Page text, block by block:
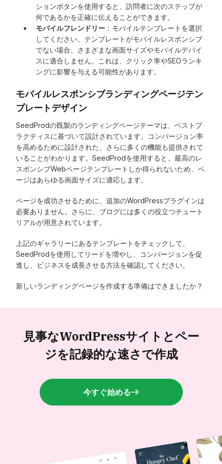
ションボタンを使用すると、訪問者に次のステップが
何であるかを正確に伝えることができます。
モバイルフレンドリー ：モバイルテンプレートを選択
してください。テンプレートがモバイルレスポンシブ
でない場合、さまざまな画面サイズやモバイルデバイ
スに適合しません。これは、クリック率やSEOランキ
ングに影響を与える可能性があります。
モバイルレスポンシブランディングページテン
プレートデザイン
SeedProdの既製のランディングページテーマは、ベストプ
ラクティスに基づいて設計されています。コンバージョン率
を高めるために設計された、さらに多くの機能も提供されて
いることがわかります。SeedProdを使用すると、最高のレ
スポンシブWebページテンプレートしか得られないため、ペ
ージはあらゆる画面サイズに適応します。
ページを成功させるために、追加のWordPressプラグインは
必要ありません。さらに、ブログには多くの役立つチュート
リアルが用意されています。
上記のギャラリーにあるテンプレートをチェックして、
SeedProdを使用してリードを増やし、コンバージョンを促
進し、ビジネスを成長させる方法を確認してください。
新しいランディングページを作成する準備はできましたか？
見事なWordPressサイトとペー
ジを記録的な速さで作成
今すぐ始める